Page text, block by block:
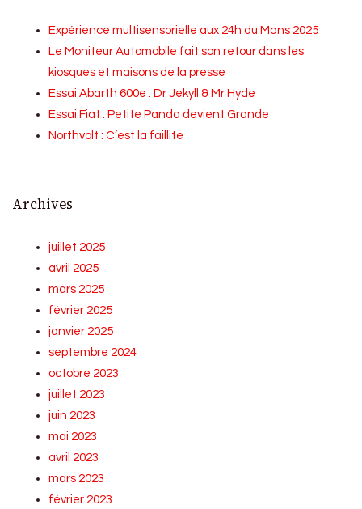
Expérience multisensorielle aux 24h du Mans 2025
Le Moniteur Automobile fait son retour dans les
kiosques et maisons de la presse
Essai Abarth 600e : Dr Jekyll & Mr Hyde
Essai Fiat : Petite Panda devient Grande
Northvolt : C’est la faillite
Archives
juillet 2025
avril 2025
mars 2025
février 2025
janvier 2025
septembre 2024
octobre 2023
juillet 2023
juin 2023
mai 2023
avril 2023
mars 2023
février 2023